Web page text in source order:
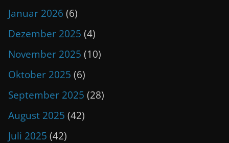
Januar 2026 (6)
Dezember 2025 (4)
November 2025 (10)
Oktober 2025 (6)
September 2025 (28)
August 2025 (42)
Juli 2025 (42)